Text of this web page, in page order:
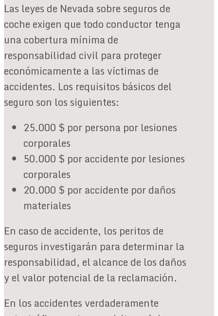
Las leyes de Nevada sobre seguros de
coche exigen que todo conductor tenga
una cobertura mínima de
responsabilidad civil para proteger
económicamente a las víctimas de
accidentes. Los requisitos básicos del
seguro son los siguientes:
25.000 $ por persona por lesiones
corporales
50.000 $ por accidente por lesiones
corporales
20.000 $ por accidente por daños
materiales
En caso de accidente, los peritos de
seguros investigarán para determinar la
responsabilidad, el alcance de los daños
y el valor potencial de la reclamación.
En los accidentes verdaderamente